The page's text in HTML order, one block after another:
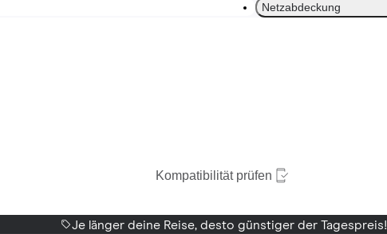
Netzabdeckung
Kompatibilität prüfen
Je länger deine Reise, desto günstiger der Tagespreis!